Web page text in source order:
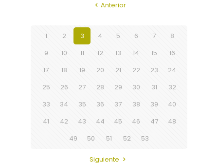
Anterior
1 2 3 4 5 6 7
8
9
10 11 12 13 14 15
16
17
18 19 20 21 22 23
24
25
26 27 28 29 30 31
32
33
34 35 36 37 38 39
40
41
42 43 44 45 46 47
48
49
50 51 52 53
Siguiente